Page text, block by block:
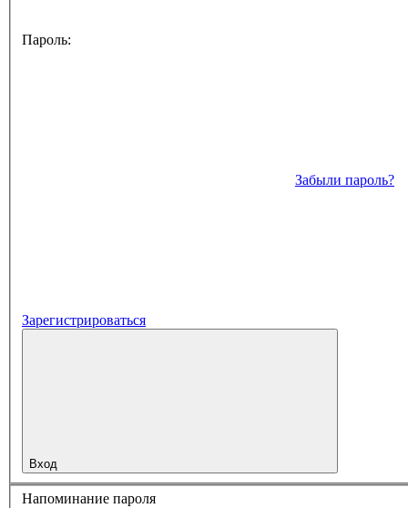
Пароль:
Забыли пароль?
Зарегистрироваться
Вход
Напоминание пароля